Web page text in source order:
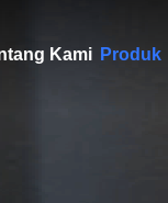
Kami Produk